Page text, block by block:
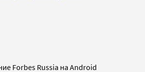
Forbes Russia на Android